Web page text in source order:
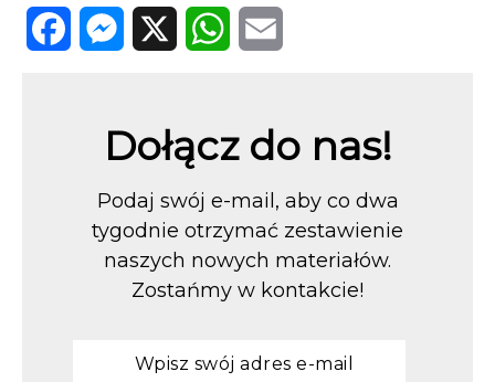
Dołącz do nas!
Podaj swój e-mail, aby co dwa
tygodnie otrzymać zestawienie
naszych nowych materiałów.
Zostańmy w kontakcie!